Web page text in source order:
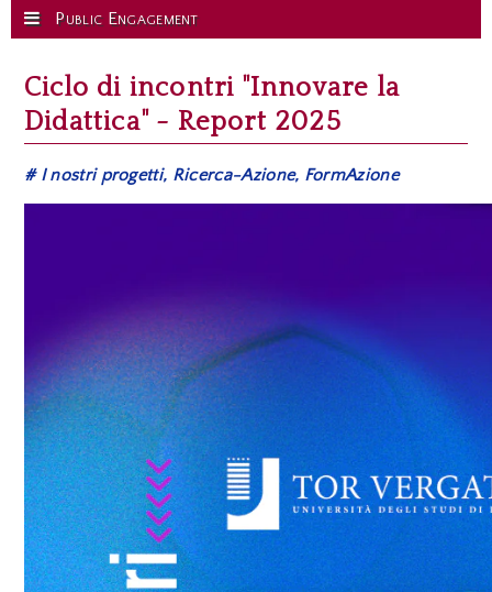
Ciclo di incontri "Innovare la
Didattica" - Report 2025
# I nostri progetti, Ricerca-Azione, FormAzione
Public Engagement